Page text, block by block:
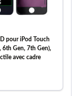
pour iPod Touch
6th Gen, 7th Gen),
avec cadre